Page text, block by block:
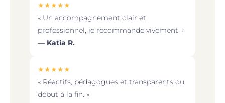
★★★★★
« Un accompagnement clair et
professionnel, je recommande vivement. »
— Katia R.
★★★★★
« Réactifs, pédagogues et transparents du
début à la fin. »